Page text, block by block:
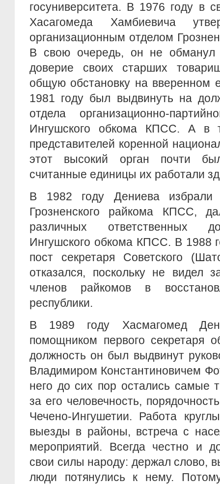
госуниверситета. В 1976 году в
Хасагомеда Хамбиевича
организационным отделом
В свою очередь, он не обманул
доверие своих старших
общую обстановку на вверенном
1981 году был выдвинуть на
отдела организационно-
Ингушского обкома КПСС. А в
представителей коренной
этот высокий орган почти
считанные единицы их работали
В 1982 году Дениева избрали
Грозненского райкома КПСС,
различных ответственных
Ингушского обкома КПСС. В 1988
пост секретаря Советского
отказался, поскольку не видел
членов райкомов в
республики.
В 1989 году Хасмагомед
помощником первого секретаря
должность он был выдвинут
Владимиром Константиновичем
него до сих пор остались самые
за его человечность,
Чечено-Ингушетии. Работа
выезды в районы, встреча с
мероприятий. Всегда честно и
свои силы народу: держал слово,
люди потянулись к нему.